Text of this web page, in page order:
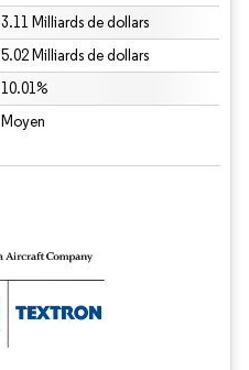
3.11 Milliards de dollars
5.02 Milliards de dollars
10.01%
Moyen